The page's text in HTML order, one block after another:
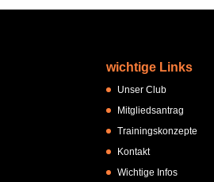
wichtige Links
Unser Club
Mitgliedsantrag
Trainingskonzepte
Kontakt
Wichtige Infos